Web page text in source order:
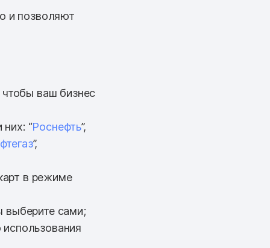
и позволяют
ваш бизнес
“Роснефть”,
”,
в режиме
выберите сами;